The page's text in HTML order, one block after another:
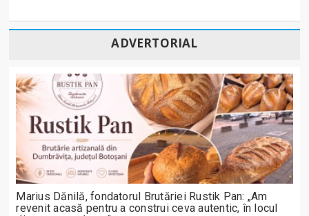
ADVERTORIAL
Marius Dănilă, fondatorul Brutăriei Rustik Pan: „Am
revenit acasă pentru a construi ceva autentic, în locul